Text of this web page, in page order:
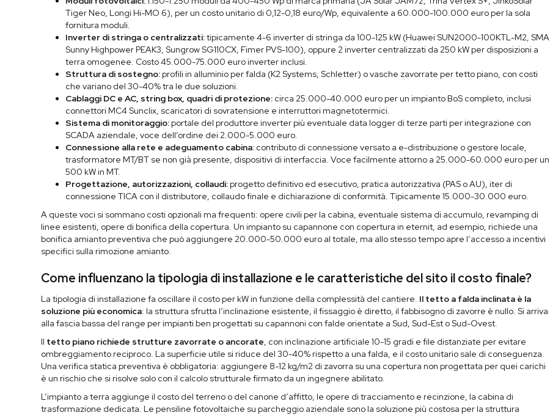
Tiger Neo, Longi Hi-MO 6), per un costo unitario di 0,12-0,18 euro/Wp, equivalente a 60.000-100.000 euro per la sola
fornitura moduli.
Inverter di stringa o centralizzati:tipicamente 4-6 inverter di stringa da 100-125 kW (Huawei SUN2000-100KTL-M2, SMA
Sunny Highpower PEAK3, Sungrow SG110CX, Fimer PVS-100), oppure 2 inverter centralizzati da 250 kW per disposizioni a
terra omogenee. Costo 45.000-75.000 euro inverter inclusi.
Struttura di sostegno: profili in alluminio per falda (K2 Systems, Schletter) o vasche zavorrate per tetto piano, con costi
che variano del 30-40% tra le due soluzioni.
Cablaggi DC e AC, string box, quadri di protezione: circa 25.000-40.000 euro per un impianto BoS completo, inclusi
connettori MC4 Sunclix, scaricatori di sovratensione e interruttori magnetotermici.
Sistema di monitoraggio: portale del produttore inverter più eventuale data logger di terze parti per integrazione con
SCADA aziendale, voce dell’ordine dei 2.000-5.000 euro.
Connessione alla rete e adeguamento cabina: contributo di connessione versato a e-distribuzione o gestore locale,
trasformatore MT/BT se non già presente, dispositivi di interfaccia. Voce facilmente attorno a 25.000-60.000 euro per un
500 kW in MT.
Progettazione, autorizzazioni, collaudi: progetto definitivo ed esecutivo, pratica autorizzativa (PAS o AU), iter di
connessione TICA con il distributore, collaudo finale e dichiarazione di conformità. Tipicamente 15.000-30.000 euro.
A queste voci si sommano costi opzionali ma frequenti: opere civili per la cabina, eventuale sistema di accumulo, revamping di
linee esistenti, opere di bonifica della copertura. Un impianto su capannone con copertura in eternit, ad esempio, richiede una
bonifica amianto preventiva che può aggiungere 20.000-50.000 euro al totale, ma allo stesso tempo apre l’accesso a incentivi
specifici sulla rimozione amianto.
Come influenzano la tipologia di installazione e le caratteristiche del sito il costo finale?
La tipologia di installazione fa oscillare il costo per kW in funzione della complessità del cantiere. Il tetto a falda inclinata è la
soluzione più economica: la struttura sfrutta l’inclinazione esistente, il fissaggio è diretto, il fabbisogno di zavorre è nullo. Si arriva
alla fascia bassa del range per impianti ben progettati su capannoni con falde orientate a Sud, Sud-Est o Sud-Ovest.
Il tetto piano richiede strutture zavorrate o ancorate, con inclinazione artificiale 10-15 gradi e file distanziate per evitare
ombreggiamento reciproco. La superficie utile si riduce del 30-40% rispetto a una falda, e il costo unitario sale di conseguenza.
Una verifica statica preventiva è obbligatoria: aggiungere 8-12 kg/m2 di zavorra su una copertura non progettata per quei carichi
è un rischio che si risolve solo con il calcolo strutturale firmato da un ingegnere abilitato.
L’impianto a terra aggiunge il costo del terreno o del canone d’affitto, le opere di tracciamento e recinzione, la cabina di
trasformazione dedicata. Le pensiline fotovoltaiche su parcheggio aziendale sono la soluzione più costosa per la struttura